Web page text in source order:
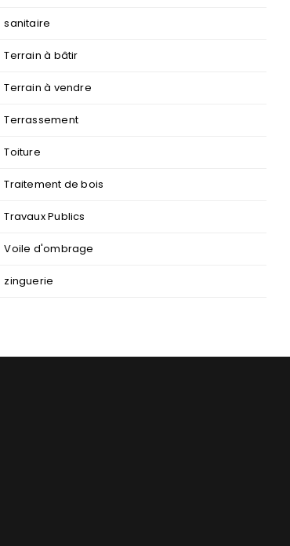
sanitaire
Terrain à bâtir
Terrain à vendre
Terrassement
Toiture
Traitement de bois
Travaux Publics
Voile d'ombrage
zinguerie